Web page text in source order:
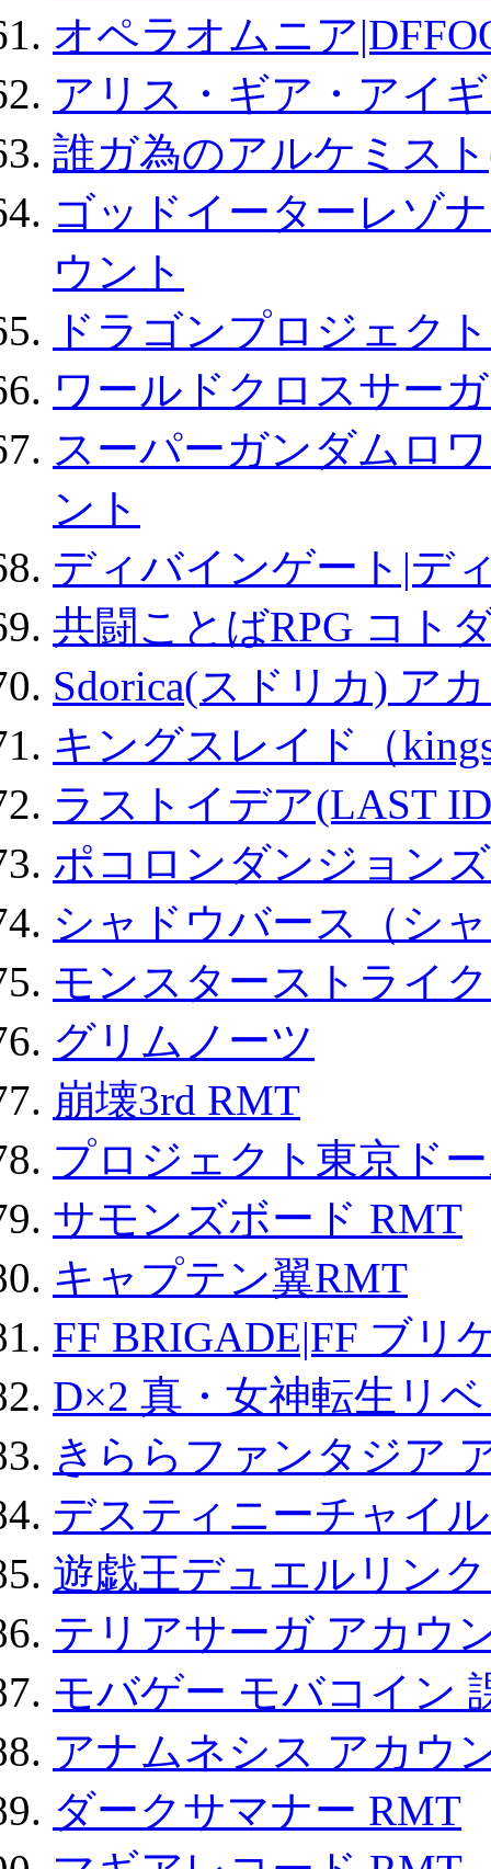
オペラオムニア
アリス・ギア・アイ
誰ガ為のアルケミス
ゴッドイーターレゾ
ウント
ドラゴンプロジェク
ワールドクロスサー
スーパーガンダムロ
ント
ディバインゲート|デ
共闘ことばRPG コト
Sdorica(スドリカ) ア
キングスレイド（
ラストイデア(LAST
ポコロンダンジョン
シャドウバース（シ
モンスターストライ
グリムノーツ
崩壊3rd RMT
プロジェクト東京ド
サモンズボード RMT
キャプテン翼RMT
FF BRIGADE|FF ブリ
D×2 真・女神転生リ
きららファンタジア
デスティニーチャイ
遊戯王デュエルリン
テリアサーガ アカウ
モバゲー モバコイン
アナムネシス アカウ
ダークサマナー RMT